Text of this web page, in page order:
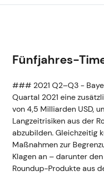
Fünfjahres-
### 2021 Q2–Q3 -
Quartal 2021 eine
von 4,5 Milliarden USD,
Langzeitrisiken aus der
abzubilden. Gleichzeitig
Maßnahmen zur
Klagen an – darunter
Roundup-Produkte aus